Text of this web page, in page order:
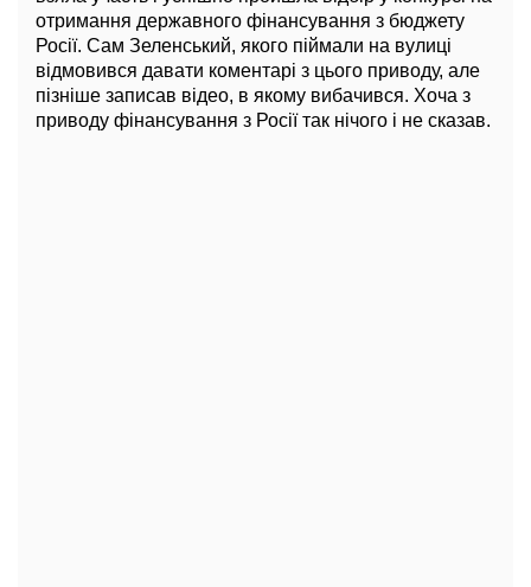
отримання державного фінансування з бюджету
Росії. Сам Зеленський, якого піймали на вулиці
відмовився давати коментарі з цього приводу, але
пізніше записав відео, в якому вибачився. Хоча з
приводу фінансування з Росії так нічого і не сказав.